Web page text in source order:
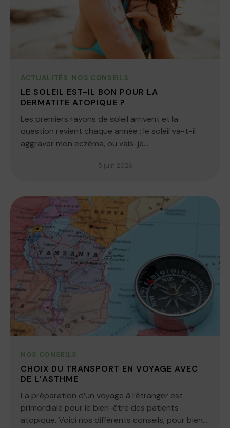
ACTUALITÉS, NOS CONSEILS
LE SOLEIL EST-IL BON POUR LA
DERMATITE ATOPIQUE ?
Les premiers rayons de soleil arrivent et la
question revient chaque année : le soleil va-t-il
aggraver mon eczéma, ou vais-je...
5 juin 2026
NOS CONSEILS
CHOIX DU TRANSPORT EN VOYAGE AVEC
DE L’ASTHME
La préparation d’un voyage à l’étranger est
primordiale pour le bien-être des patients
atopique. Voici nos différents conseils, pour bien...